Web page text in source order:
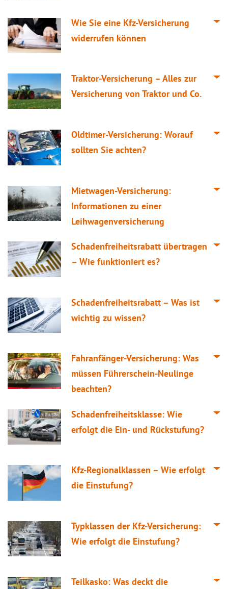
Wie Sie eine Kfz-Versicherung
widerrufen können
Traktor-Versicherung – Alles zur
Versicherung von Traktor und Co.
Oldtimer-Versicherung: Worauf
sollten Sie achten?
Mietwagen-Versicherung:
Informationen zu einer
Leihwagenversicherung
Schadenfreiheitsrabatt übertragen
– Wie funktioniert es?
Schadenfreiheitsrabatt – Was ist
wichtig zu wissen?
Fahranfänger-Versicherung: Was
müssen Führerschein-Neulinge
beachten?
Schadenfreiheitsklasse: Wie
erfolgt die Ein- und Rückstufung?
Kfz-Regionalklassen – Wie erfolgt
die Einstufung?
Typklassen der Kfz-Versicherung:
Wie erfolgt die Einstufung?
Teilkasko: Was deckt die